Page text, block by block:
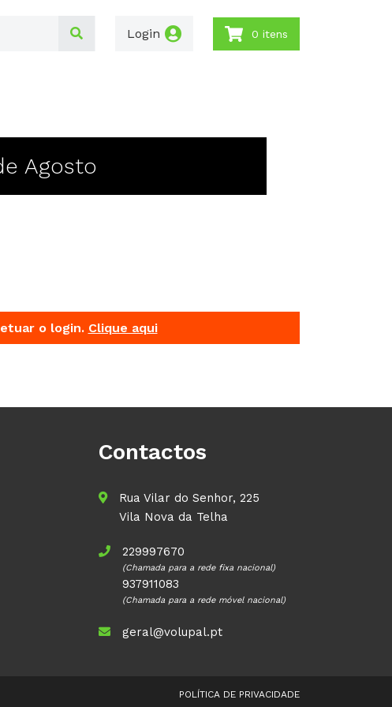
Login 0 itens
Agosto
o login. Clique aqui
Contactos
Rua Vilar do Senhor, 225
Vila Nova da Telha
229997670
(Chamada para a rede fixa nacional)
937911083
(Chamada para a rede móvel nacional)
geral@volupal.pt
POLÍTICA DE PRIVACIDADE